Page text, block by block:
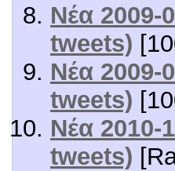
Νέα 2009-
tweets)
Νέα 2009-
tweets)
Νέα 2010-
tweets)